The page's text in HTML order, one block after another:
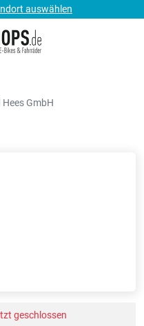
auswählen
GmbH
geschlossen